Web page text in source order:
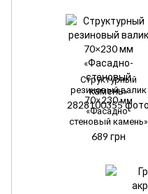
Структурный
резиновый валик
70×230 мм
«Фасадно-
стеновый камень»
689 грн